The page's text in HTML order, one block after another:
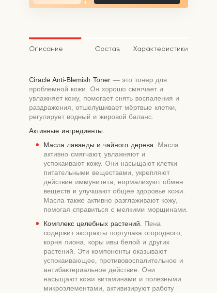
Описание Состав Характеристики
Ciracle Anti-Blemish Toner — это тонер для
проблемной кожи. Он хорошо смягчает и
увлажняет кожу, помогает снять воспаления и
раздражения, отшелушивает мёртвые клетки,
регулирует водный и жировой баланс.
Активные ингредиенты:
Масла лаванды и чайного дерева.
Масла
активно смягчают, увлажняют и
успокаивают кожу. Они насыщают клетки
питательными веществами, укрепляют
действие иммунитета, нормализуют обмен
веществ и улучшают общее здоровье кожи.
Масла также активно разглаживают кожу,
помогая справиться с мелкими морщинами.
Комплекс целебных растений.
Пена
содержит экстракты портулака огородного,
корня пиона, коры ивы белой и других
растений. Эти компоненты оказывают
успокаивающее, противовоспалительное и
антибактериальное действие. Они
насыщают кожи витаминами и полезными
микроэлементами, активизируют работу